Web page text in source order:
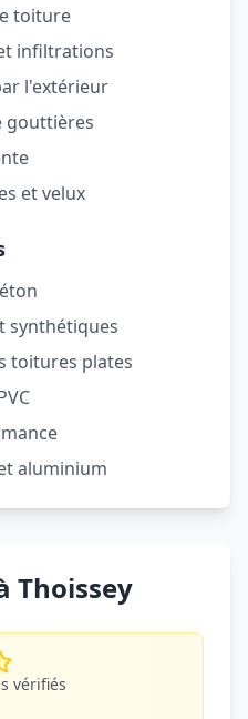
toiture
infiltrations
l'extérieur
gouttières
et velux
synthétiques
toitures plates
aluminium
Thoissey
vérifiés